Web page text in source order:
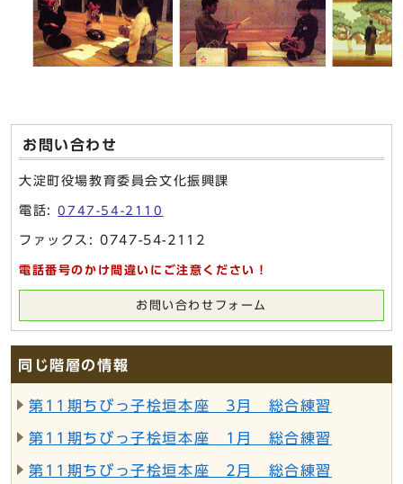
お問い合わせ
大淀町役場教育委員会文化振興課
電話:0747-54-2110
ファックス: 0747-54-2112
電話番号のかけ間違いにご注意ください！
お問い合わせフォーム
同じ階層の情報
第11期ちびっ子桧垣本座 3月 総合練習
第11期ちびっ子桧垣本座 1月 総合練習
第11期ちびっ子桧垣本座 2月 総合練習